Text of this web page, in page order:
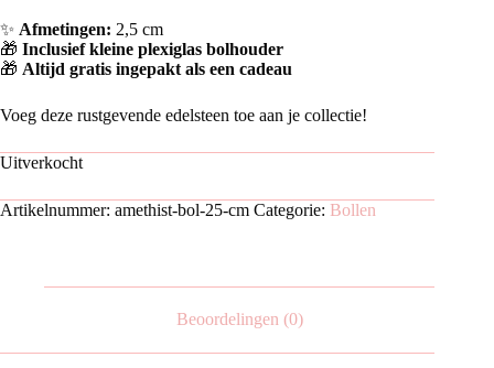
✨ Afmetingen: 2,5 cm
🎁 Inclusief kleine plexiglas bolhouder
🎁 Altijd gratis ingepakt als een cadeau
Voeg deze rustgevende edelsteen toe aan je collectie!
Uitverkocht
Artikelnummer: amethist-bol-25-cm Categorie: Bollen
Beoordelingen (0)